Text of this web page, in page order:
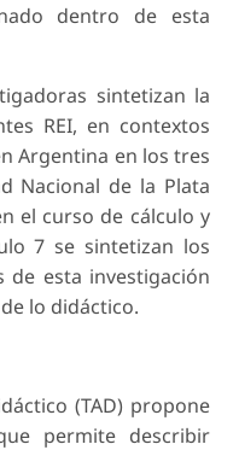
dentro de esta
sintetizan la
REI, en contextos
Argentina en los tres
Nacional de la Plata
el curso de cálculo y
7 se sintetizan los
de esta investigación
lo didáctico.
(TAD) propo­ne
permite describir